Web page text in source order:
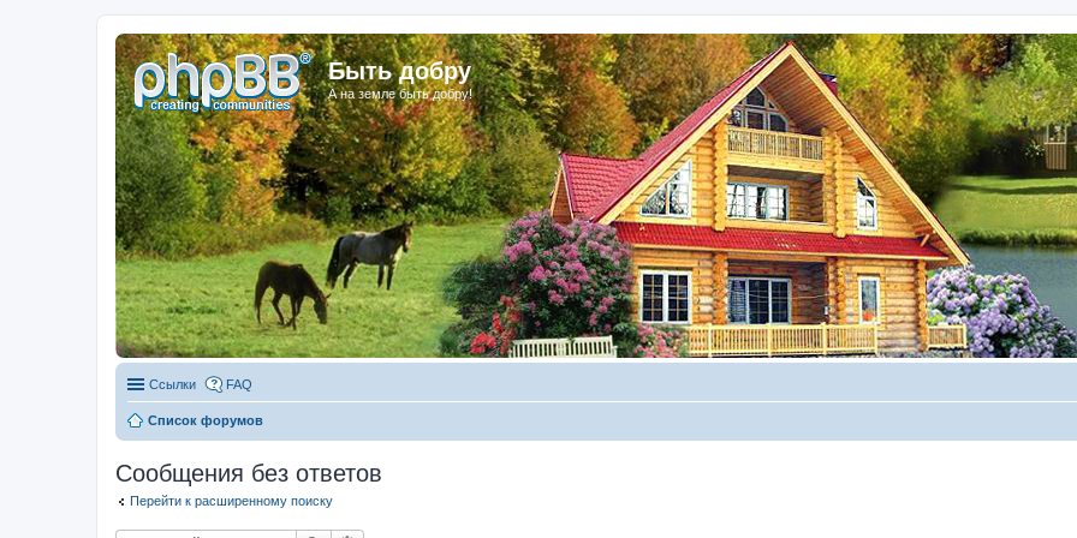
Быть добру
А на земле быть добру!
Ссылки FAQ
Список форумов
Сообщения без ответов
Перейти к расширенному поиску